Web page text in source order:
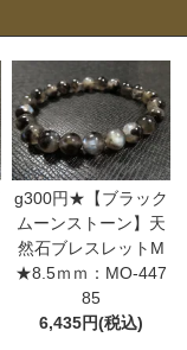
g300円★【ブラック
ムーンストーン】天
然石ブレスレットM
★8.5ｍｍ：MO-447
85
6,435円(税込)